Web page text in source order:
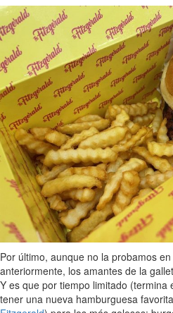
Por último, aunque no la probamos
anteriormente, los amantes de la
Y es que por tiempo limitado
tener una nueva hamburguesa